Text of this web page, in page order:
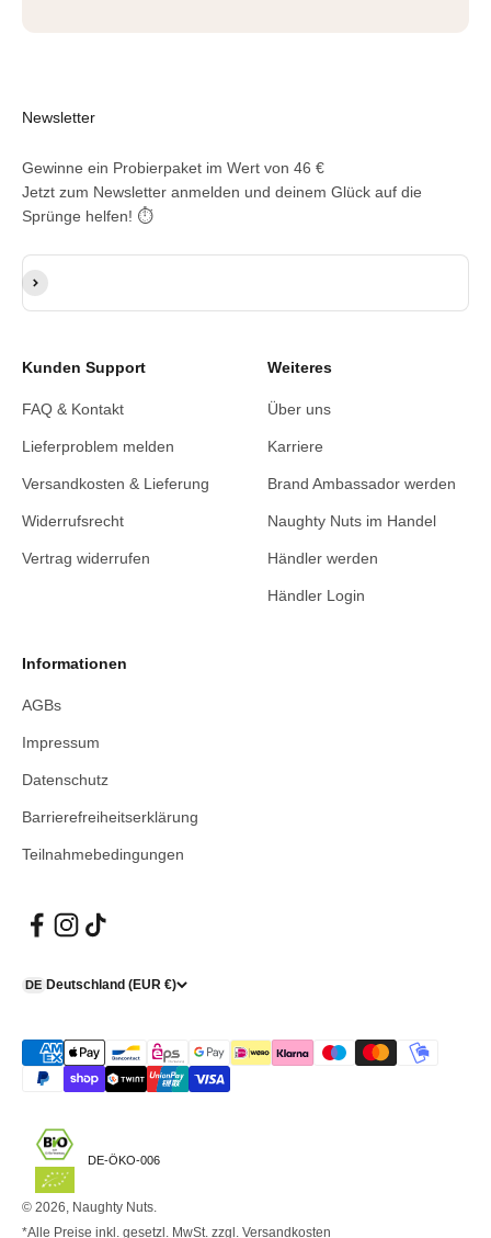
Newsletter
Gewinne ein Probierpaket im Wert von 46 €
Jetzt zum Newsletter anmelden und deinem Glück auf die
Sprünge helfen! ⏱️
E-Mail-Adresse
Abonnieren
Kunden Support
FAQ & Kontakt
Lieferproblem melden
Versandkosten & Lieferung
Widerrufsrecht
Vertrag widerrufen
Weiteres
Über uns
Karriere
Brand Ambassador werden
Naughty Nuts im Handel
Händler werden
Händler Login
Informationen
AGBs
Impressum
Datenschutz
Barrierefreiheitserklärung
Teilnahmebedingungen
DE Deutschland (EUR €)
DE-ÖKO-006
© 2026, Naughty Nuts.
*Alle Preise inkl. gesetzl. MwSt. zzgl. Versandkosten